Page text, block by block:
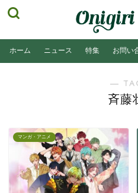
ホーム ニュース 特集 お問い
―
斉藤
マンガ・アニメ